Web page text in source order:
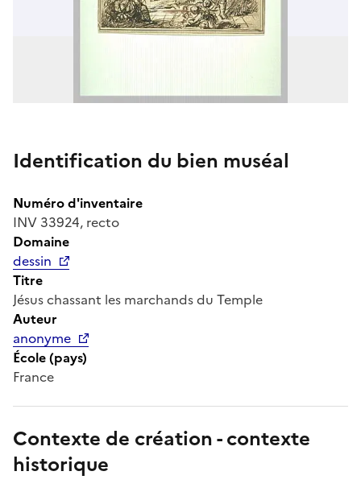
Identification du bien muséal
Numéro d'inventaire
INV 33924, recto
Domaine
dessin
Titre
Jésus chassant les marchands du Temple
Auteur
anonyme
École (pays)
France
Contexte de création - contexte
historique